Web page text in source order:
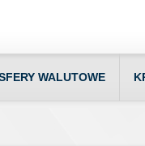
WALUTOWE